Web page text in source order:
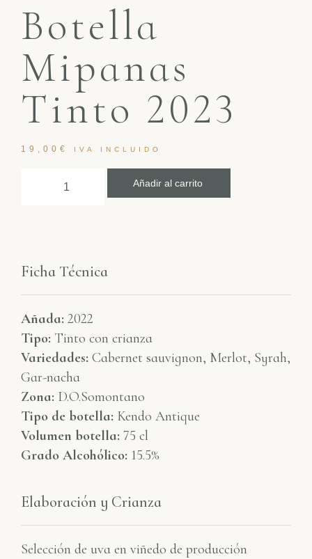
Botella
Mipanas
Tinto 2023
19,00 € IVA INCLUIDO
Añadir al carrito
Ficha Técnica
Añada: 2022
Tipo: Tinto con crianza
Variedades: Cabernet sauvignon, Merlot, Syrah,
Gar-nacha
Zona: D.O.Somontano
Tipo de botella: Kendo Antique
Volumen botella: 75 cl
Grado Alcohólico: 15.5%
Elaboración y Crianza
Selección de uva en viñedo de producción